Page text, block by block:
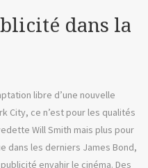
dans la
libre d’une nouvelle
City, ce n’est pour les qualités
Will Smith mais plus pour
dans les derniers James Bond,
envahir le cinéma. Des